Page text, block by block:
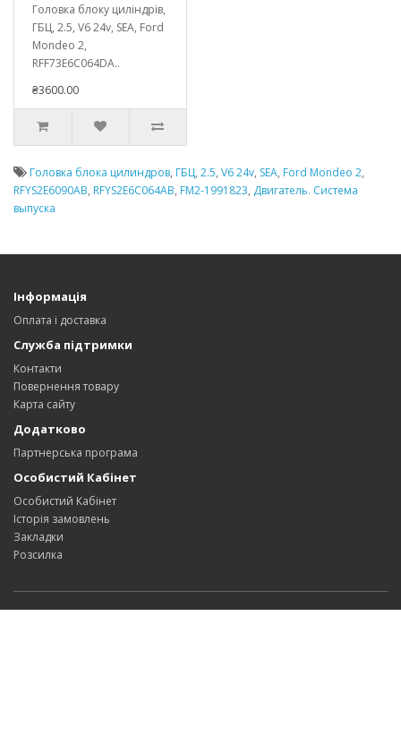
Головка блоку циліндрів,
ГБЦ, 2.5, V6 24v, SEA, Ford
Mondeo 2,
RFF73E6C064DA..
₴3600.00
Головка блока цилиндров, ГБЦ, 2.5, V6 24v, SEA, Ford Mondeo 2,
RFYS2E6090AB, RFYS2E6C064AB, FM2-1991823, Двигатель. Система
выпуска
Інформація
Оплата і доставка
Служба підтримки
Контакти
Повернення товару
Карта сайту
Додатково
Партнерська програма
Особистий Кабінет
Особистий Кабінет
Історія замовлень
Закладки
Розсилка